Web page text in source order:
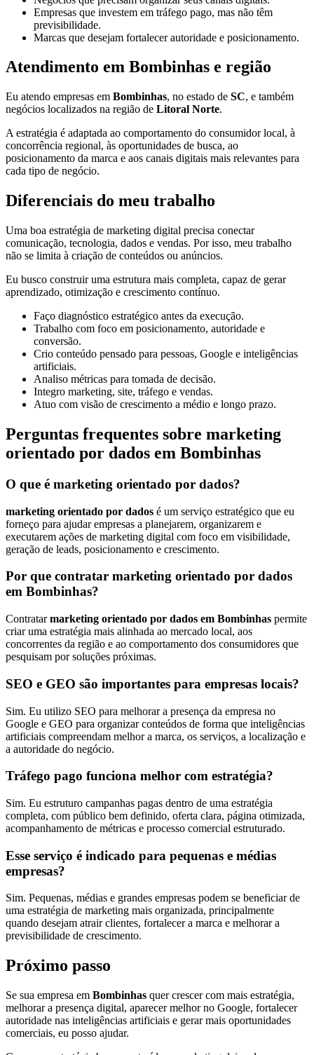
Empresas que investem em tráfego pago, mas não têm
previsibilidade.
Marcas que desejam fortalecer autoridade e posicionamento.
Atendimento em Bombinhas e região
Eu atendo empresas em Bombinhas, no estado de SC, e também
negócios localizados na região de Litoral Norte.
A estratégia é adaptada ao comportamento do consumidor local, à
concorrência regional, às oportunidades de busca, ao
posicionamento da marca e aos canais digitais mais relevantes para
cada tipo de negócio.
Diferenciais do meu trabalho
Uma boa estratégia de marketing digital precisa conectar
comunicação, tecnologia, dados e vendas. Por isso, meu trabalho
não se limita à criação de conteúdos ou anúncios.
Eu busco construir uma estrutura mais completa, capaz de gerar
aprendizado, otimização e crescimento contínuo.
Faço diagnóstico estratégico antes da execução.
Trabalho com foco em posicionamento, autoridade e
conversão.
Crio conteúdo pensado para pessoas, Google e inteligências
artificiais.
Analiso métricas para tomada de decisão.
Integro marketing, site, tráfego e vendas.
Atuo com visão de crescimento a médio e longo prazo.
Perguntas frequentes sobre marketing
orientado por dados em Bombinhas
O que é marketing orientado por dados?
marketing orientado por dados é um serviço estratégico que eu
forneço para ajudar empresas a planejarem, organizarem e
executarem ações de marketing digital com foco em visibilidade,
geração de leads, posicionamento e crescimento.
Por que contratar marketing orientado por dados
em Bombinhas?
Contratarmarketing orientado por dados em Bombinhas permite
criar uma estratégia mais alinhada ao mercado local, aos
concorrentes da região e ao comportamento dos consumidores que
pesquisam por soluções próximas.
SEO e GEO são importantes para empresas locais?
Sim. Eu utilizo SEO para melhorar a presença da empresa no
Google e GEO para organizar conteúdos de forma que inteligências
artificiais compreendam melhor a marca, os serviços, a localização e
a autoridade do negócio.
Tráfego pago funciona melhor com estratégia?
Sim. Eu estruturo campanhas pagas dentro de uma estratégia
completa, com público bem definido, oferta clara, página otimizada,
acompanhamento de métricas e processo comercial estruturado.
Esse serviço é indicado para pequenas e médias
empresas?
Sim. Pequenas, médias e grandes empresas podem se beneficiar de
uma estratégia de marketing mais organizada, principalmente
quando desejam atrair clientes, fortalecer a marca e melhorar a
previsibilidade de crescimento.
Próximo passo
Se sua empresa em Bombinhas quer crescer com mais estratégia,
melhorar a presença digital, aparecer melhor no Google, fortalecer
autoridade nas inteligências artificiais e gerar mais oportunidades
comerciais, eu posso ajudar.